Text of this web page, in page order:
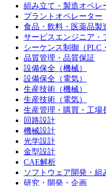
組み立て・製造オペレ
プラントオペレーター
食品・飲料・医薬品製
サービスエンジニア・
シーケンス制御（PLC
品質管理・品質保証
設備保全（機械）
設備保全（電気）
生産技術（機械）
生産技術（電気）
生産管理・購買・工場
回路設計
機械設計
光学設計
金型設計
CAE解析
ソフトウェア開発・組
研究・開発・企画